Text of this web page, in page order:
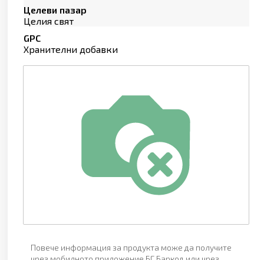
Целеви пазар
Целия свят
GPC
Хранителни добавки
Повече информация за продукта може да получите